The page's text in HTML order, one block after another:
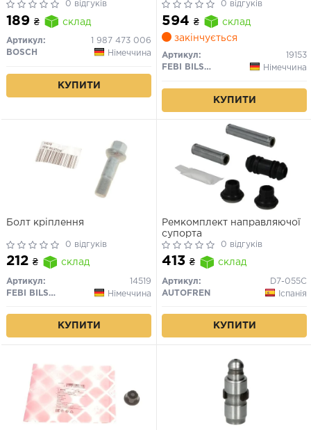
(S211) Kombi 03-, Sprinter
06- VW Crafter 06-
0 відгуків
189 ₴ склад
Артикул:
1 987 473 006
BOSCH
Німеччина
КУПИТИ
управління
0 відгуків
594 ₴
склад
закінчується
Артикул:
19153
FEBI BILSTEIN
Німеччина
КУПИТИ
Болт кріплення
0 відгуків
212 ₴ склад
Артикул:
14519
FEBI BILSTEIN
Німеччина
КУПИТИ
Ремкомплект направляючої
супорта
0 відгуків
413 ₴ склад
Артикул:
D7-055C
AUTOFREN
Іспанія
КУПИТИ